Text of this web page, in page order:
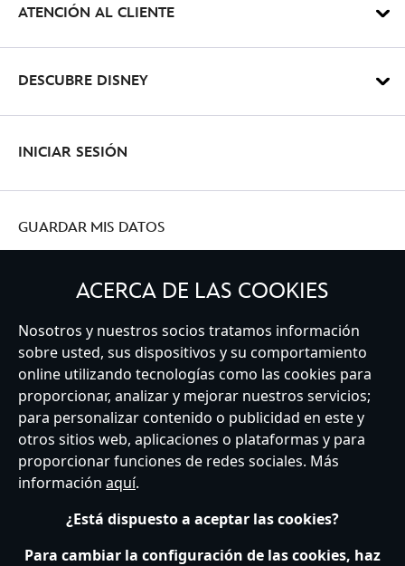
ATENCIÓN AL CLIENTE
DESCUBRE DISNEY
INICIAR SESIÓN
GUARDAR MIS DATOS
Spain
Atención al Cliente Términos de Uso
Buscador de Tiendas
Mapa del Sitio
Política de Privacidad
Política de Cookies
Sobre Privacidad en la UE
Términos y Condiciones Generales
Gestionar su configuración de cookies
s172 Statements
Accessibility
© Disney © Disney•Pixar © & ™ Lucasfilm LTD © Marvel. Todos los derechos
ACERCA DE LAS COOKIES
Nosotros y nuestros socios tratamos información
sobre usted, sus dispositivos y su comportamiento
online utilizando tecnologías como las cookies para
proporcionar, analizar y mejorar nuestros servicios;
para personalizar contenido o publicidad en este y
otros sitios web, aplicaciones o plataformas y para
proporcionar funciones de redes sociales. Más
información aquí.
¿Está dispuesto a aceptar las cookies?
Para cambiar la configuración de las cookies, haz